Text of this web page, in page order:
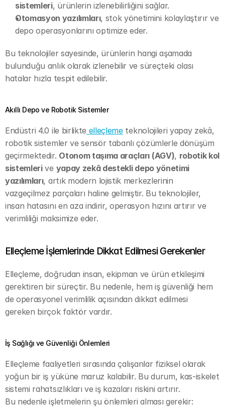
sistemleri, ürünlerin izlenebilirliğini sağlar.
Otomasyon yazılımları, stok yönetimini kolaylaştırır ve
depo operasyonlarını optimize eder.
Bu teknolojiler sayesinde, ürünlerin hangi aşamada
bulunduğu anlık olarak izlenebilir ve süreçteki olası
hatalar hızla tespit edilebilir.
Akıllı Depo ve Robotik Sistemler
Endüstri 4.0 ile birlikte elleçleme teknolojileri yapay zekâ,
robotik sistemler ve sensör tabanlı çözümlerle dönüşüm
geçirmektedir. Otonom taşıma araçları (AGV), robotik kol
sistemleri ve yapay zekâ destekli depo yönetimi
yazılımları, artık modern lojistik merkezlerinin
vazgeçilmez parçaları haline gelmiştir. Bu teknolojiler,
insan hatasını en aza indirir, operasyon hızını artırır ve
verimliliği maksimize eder.
Elleçleme İşlemlerinde Dikkat Edilmesi Gerekenler
Elleçleme, doğrudan insan, ekipman ve ürün etkileşimi
gerektiren bir süreçtir. Bu nedenle, hem iş güvenliği hem
de operasyonel verimlilik açısından dikkat edilmesi
gereken birçok faktör vardır.
İş Sağlığı ve Güvenliği Önlemleri
Elleçleme faaliyetleri sırasında çalışanlar fiziksel olarak
yoğun bir iş yüküne maruz kalabilir. Bu durum, kas-iskelet
sistemi rahatsızlıkları ve iş kazaları riskini artırır.
Bu nedenle işletmelerin şu önlemleri alması gerekir: